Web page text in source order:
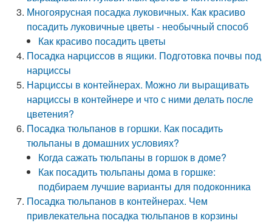
Многоярусная посадка луковичных. Как красиво
посадить луковичные цветы - необычный способ
Как красиво посадить цветы
Посадка нарциссов в ящики. Подготовка почвы под
нарциссы
Нарциссы в контейнерах. Можно ли выращивать
нарциссы в контейнере и что с ними делать после
цветения?
Посадка тюльпанов в горшки. Как посадить
тюльпаны в домашних условиях?
Когда сажать тюльпаны в горшок в доме?
Как посадить тюльпаны дома в горшке:
подбираем лучшие варианты для подоконника
Посадка тюльпанов в контейнерах. Чем
привлекательна посадка тюльпанов в корзины